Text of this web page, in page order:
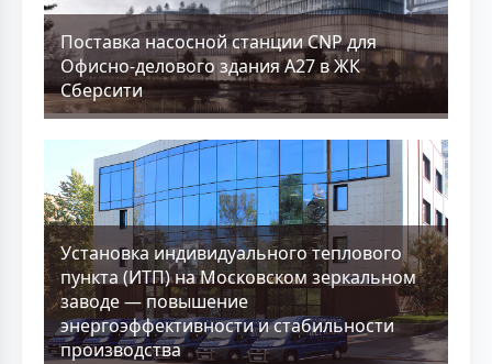
Поставка насосной станции CNP для
Офисно-делового здания А27 в ЖК
Сберсити
Установка индивидуального теплового
пункта (ИТП) на Московском зеркальном
заводе — повышение
энергоэффективности и стабильности
производства